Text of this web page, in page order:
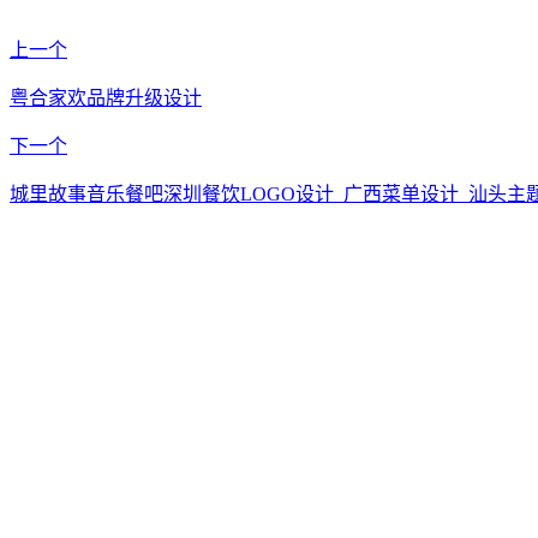
上一个
粤合家欢品牌升级设计
下一个
城里故事音乐餐吧深圳餐饮LOGO设计_广西菜单设计_汕头主